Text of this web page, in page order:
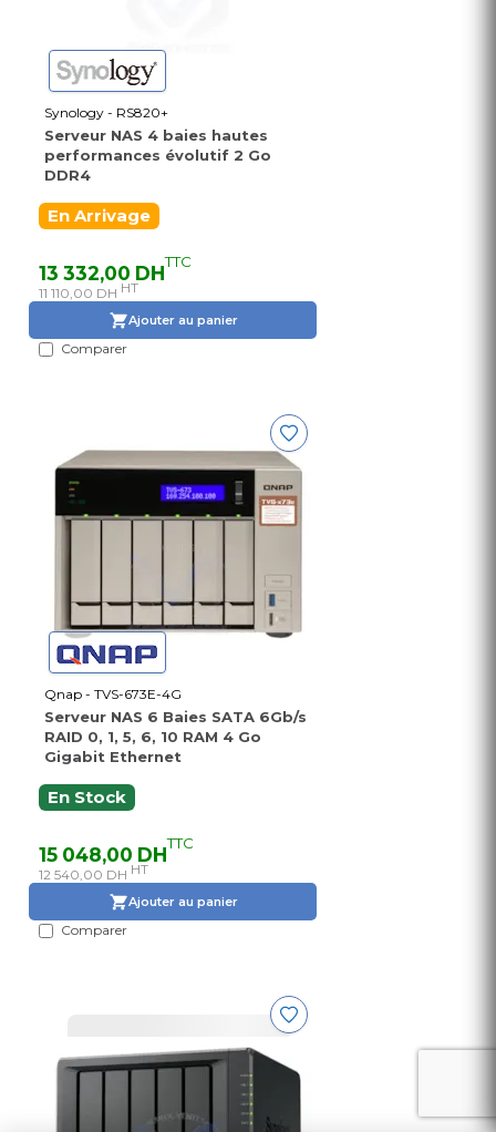
Synology - RS820+
Serveur NAS 4 baies hautes
performances évolutif 2 Go
DDR4
En Arrivage
13 332,00 DHTTC
11 110,00 DH HT
Ajouter au panier
Comparer
Qnap - TVS-673E-4G
Serveur NAS 6 Baies SATA 6Gb/s
RAID 0, 1, 5, 6, 10 RAM 4 Go
Gigabit Ethernet
En Stock
15 048,00 DHTTC
12 540,00 DH HT
Ajouter au panier
Comparer